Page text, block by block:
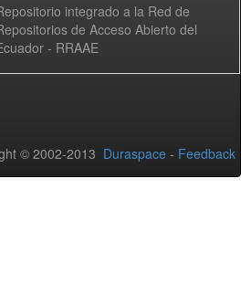
integrado a la Red de
de Acceso Abierto del
- RRAAE
© 2002-2013 Duraspace - Feedback